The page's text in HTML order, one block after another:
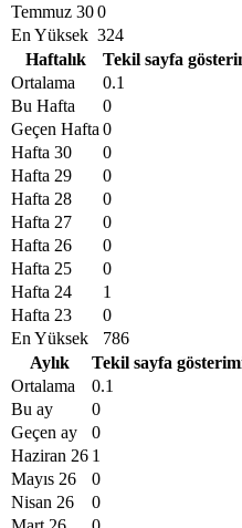
Temmuz 300
En Yüksek 324
Haftalık
Tekil sayfa
Ortalama
0.1
Bu Hafta
0
Geçen Hafta 0
Hafta 30
0
Hafta 29
0
Hafta 28
0
Hafta 27
0
Hafta 26
0
Hafta 25
0
Hafta 24
1
Hafta 23
0
En Yüksek
786
Aylık
Tekil sayfa
Ortalama
0.1
Bu ay
0
Geçen ay
0
Haziran 26 1
Mayıs 26
0
Nisan 26
0